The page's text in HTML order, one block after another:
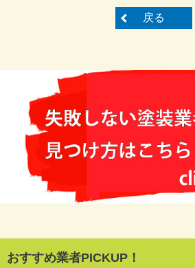
戻る
おすすめ業者PICKUP！